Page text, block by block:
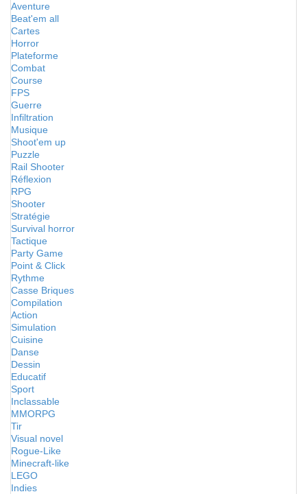
Aventure
Beat'em all
Cartes
Horror
Plateforme
Combat
Course
FPS
Guerre
Infiltration
Musique
Shoot'em up
Puzzle
Rail Shooter
Réflexion
RPG
Shooter
Stratégie
Survival horror
Tactique
Party Game
Point & Click
Rythme
Casse Briques
Compilation
Action
Simulation
Cuisine
Danse
Dessin
Educatif
Sport
Inclassable
MMORPG
Tir
Visual novel
Rogue-Like
Minecraft-like
LEGO
Indies